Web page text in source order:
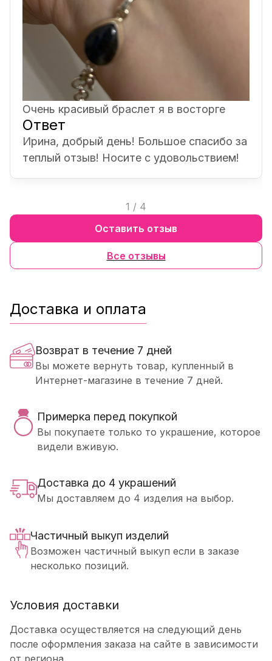
Очень красивый браслет я в восторге
Ответ
Ирина, добрый день! Большое спасибо за
теплый отзыв! Носите с удовольствием!
1 / 4
Все отзывы
Оставить отзыв
Доставка и оплата
Возврат в течение 7 дней
Вы можете вернуть товар, купленный в
Интернет-магазине в течение 7 дней.
Примерка перед покупкой
Вы покупаете только то украшение, которое
видели вживую.
Доставка до 4 украшений
Мы доставляем до 4 изделия на выбор.
Частичный выкуп изделий
Возможен частичный выкуп если в заказе
несколько позиций.
Условия доставки
Доставка осуществляется на следующий день
после оформления заказа на сайте в зависимости